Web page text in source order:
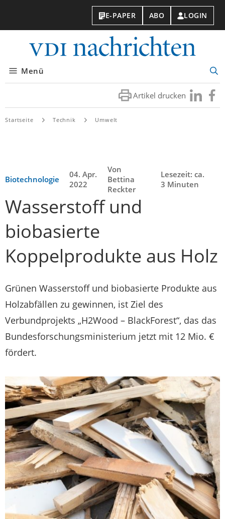
E-PAPER ABO LOGIN
Menü
Artikel drucken Besuchen
Sie
Sie
Startseite Technik Umwelt
Biotechnologie
04. Apr.
2022
Von
Bettina
Reckter
Lesezeit: ca.
3 Minuten
Wasserstoff und
biobasierte
Koppelprodukte aus Holz
Grünen Wasserstoff und biobasierte Produkte aus
Holzabfällen zu gewinnen, ist Ziel des
Verbundprojekts „H2Wood – BlackForest“, das das
Bundesforschungsministerium jetzt mit 12 Mio. €
fördert.